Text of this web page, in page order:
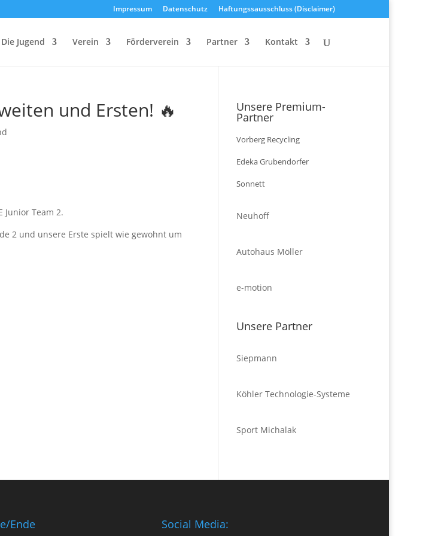
Impressum Datenschutz Haftungssausschluss (Disclaimer)
Die Jugend Verein Förderverein Partner Kontakt
und Ersten! 🔥
Junior Team 2.
2 und unsere Erste spielt wie gewohnt um
Unsere Premium-
Partner
Vorberg Recycling
Edeka Grubendorfer
Sonnett
Neuhoff
Autohaus Möller
e-motion
Unsere Partner
Siepmann
Köhler Technologie-Systeme
Sport Michalak
Ende Social Media: